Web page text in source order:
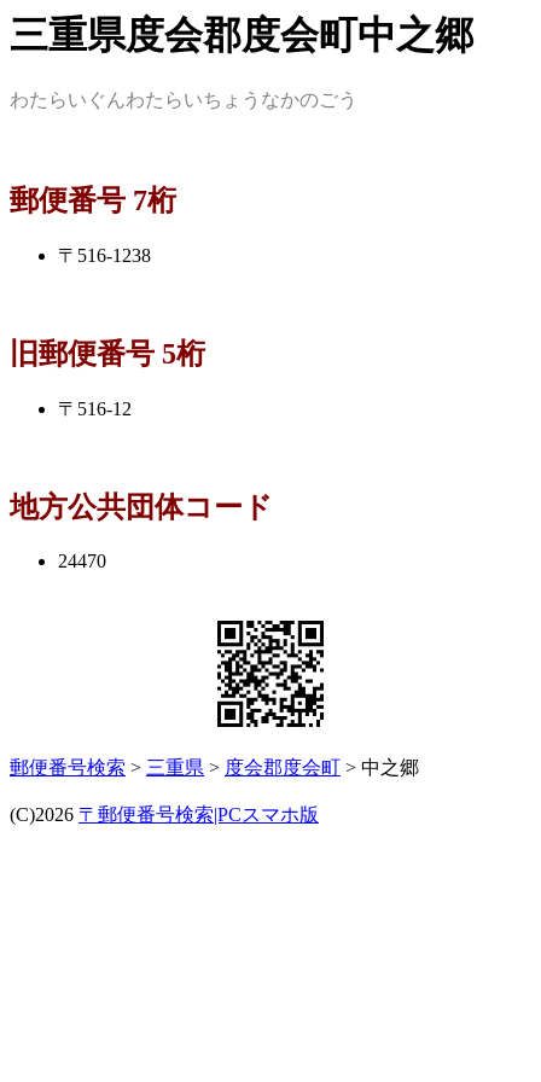
三重県度会郡度会町中之郷
わたらいぐんわたらいちょうなかのごう
郵便番号 7桁
〒516-1238
旧郵便番号 5桁
〒516-12
地方公共団体コード
24470
郵便番号検索 > 三重県 > 度会郡度会町 > 中之郷
(C)2026 〒郵便番号検索|PCスマホ版